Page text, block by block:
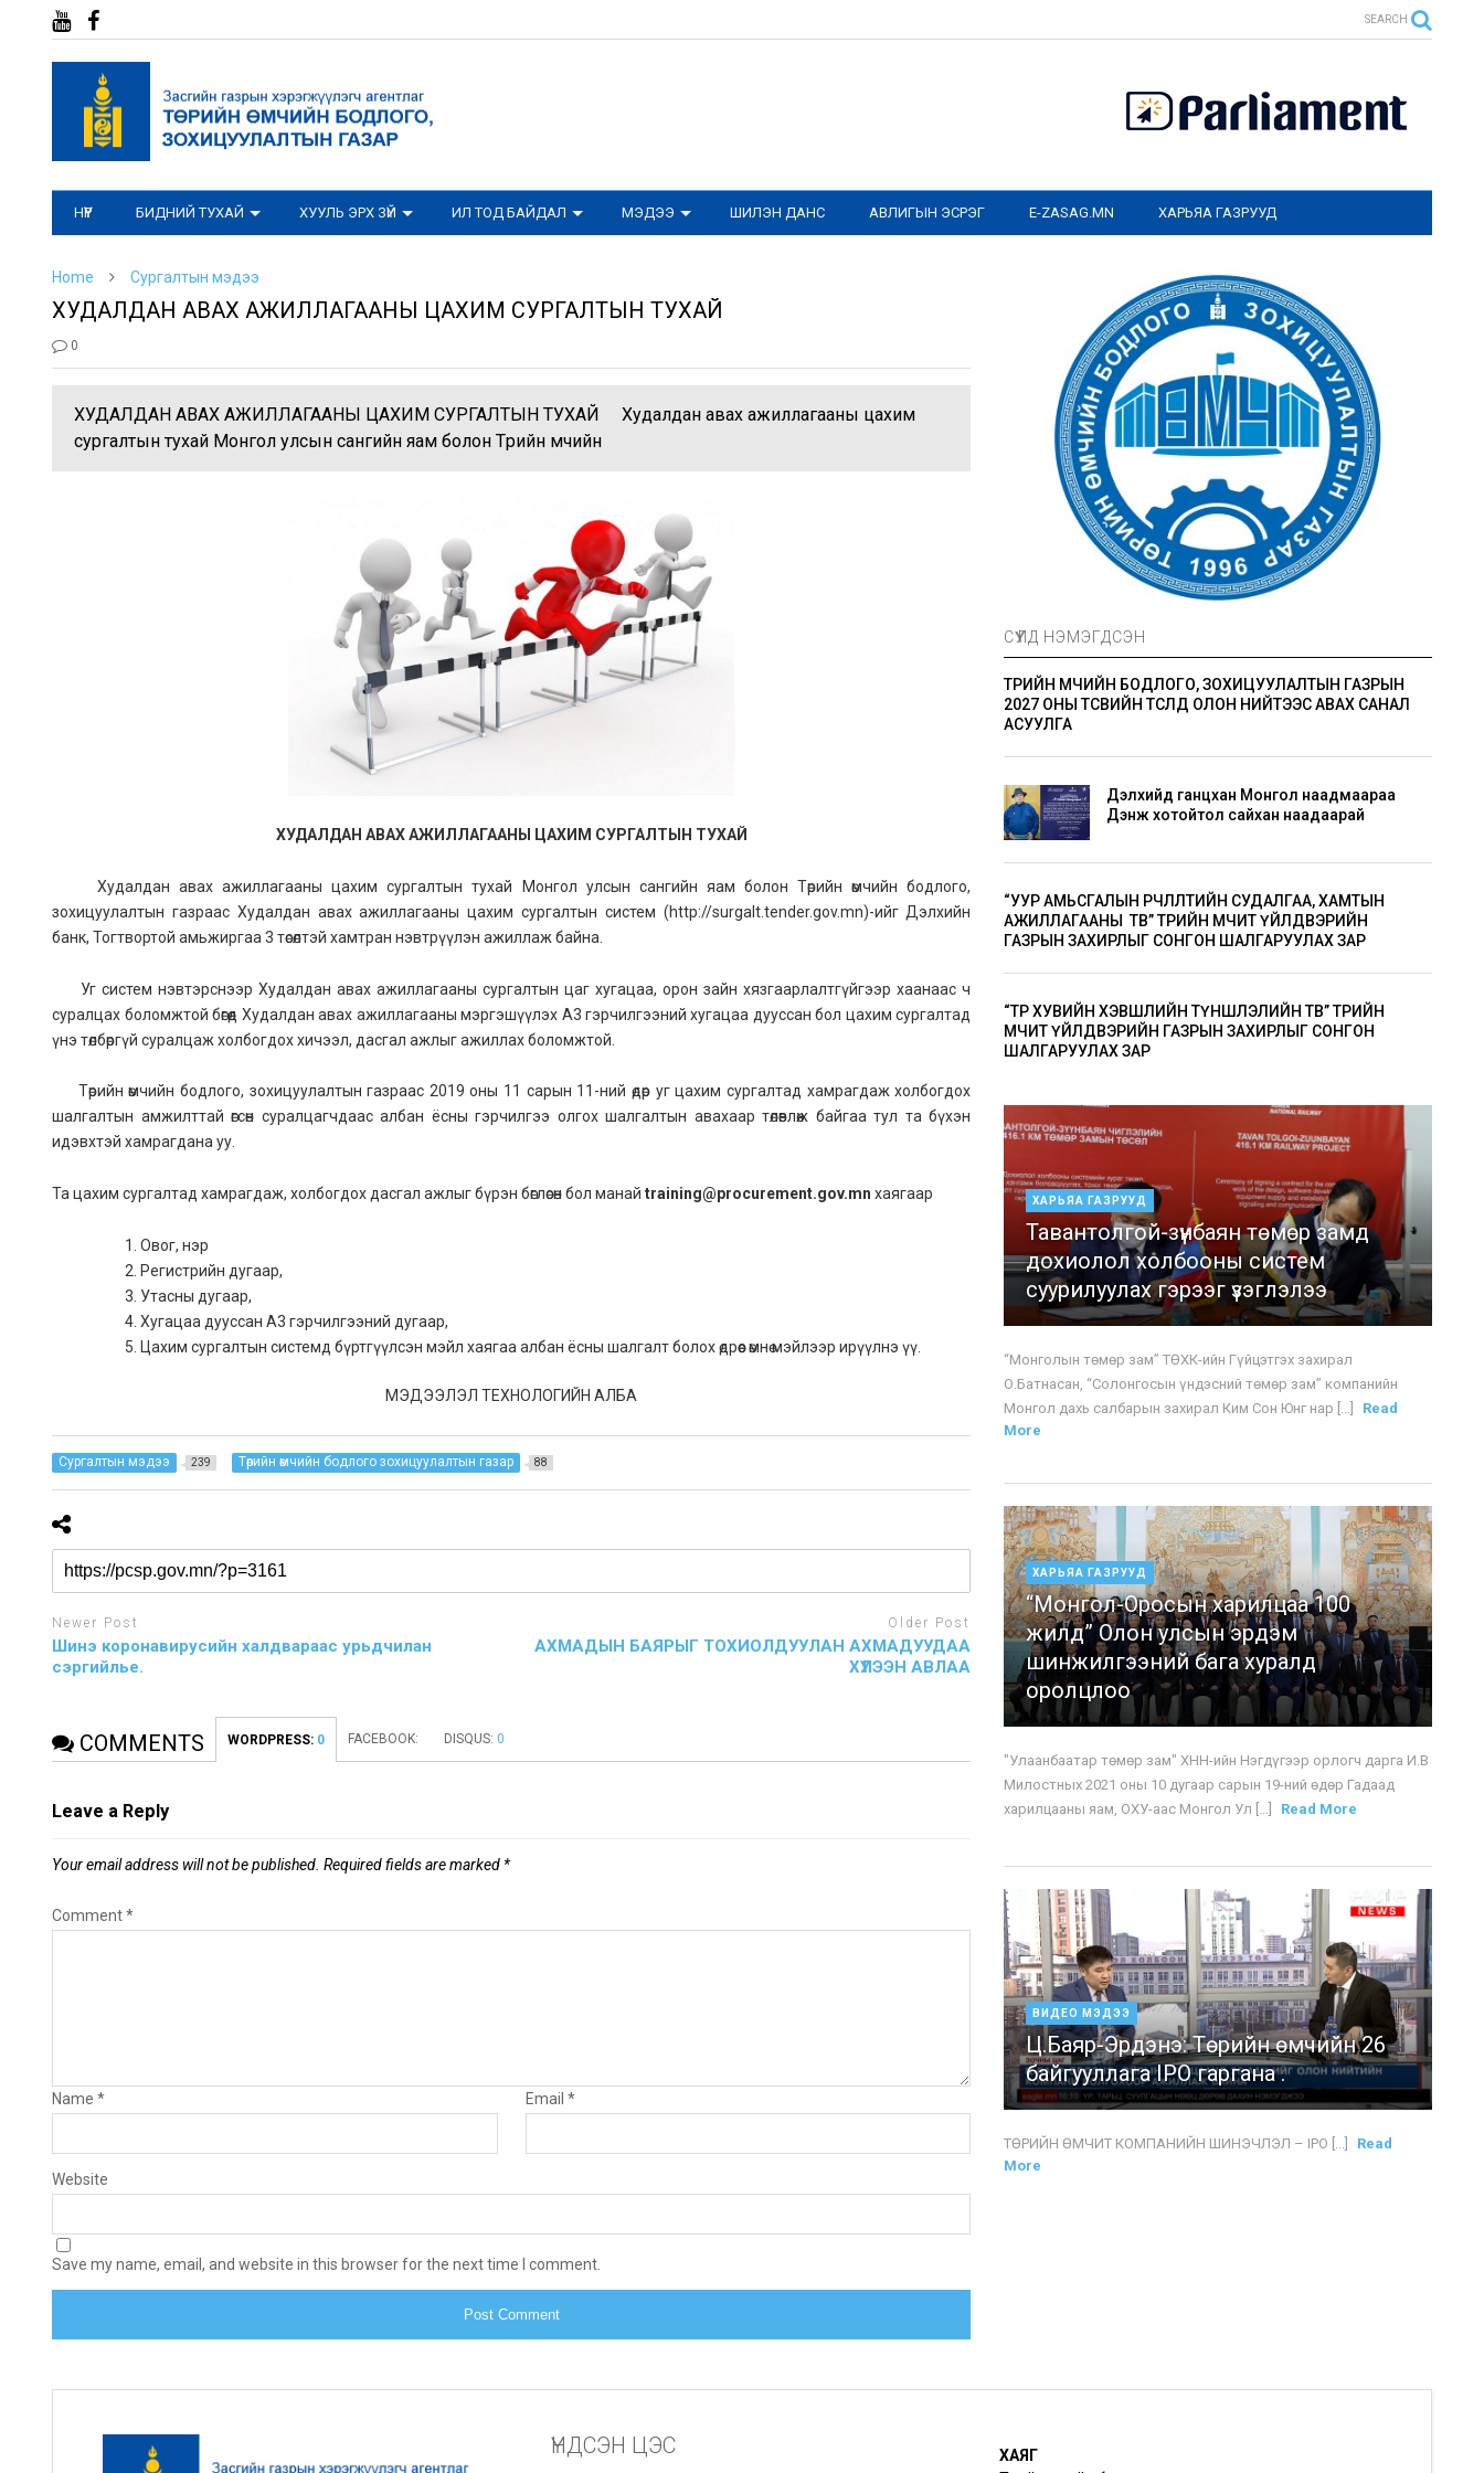
SEARCH
НҮҮР БИДНИЙ ТУХАЙ ХУУЛЬ ЭРХ ЗҮЙ ИЛ ТОД БАЙДАЛ МЭДЭЭ ШИЛЭН ДАНС АВЛИГЫН ЭСРЭГ E-ZASAG.MN ХАРЬЯА ГАЗРУУД
Home Сургалтын мэдээ
ХУДАЛДАН АВАХ АЖИЛЛАГААНЫ ЦАХИМ СУРГАЛТЫН ТУХАЙ​
0
ХУДАЛДАН АВАХ АЖИЛЛАГААНЫ ЦАХИМ СУРГАЛТЫН ТУХАЙ​ Худалдан авах ажиллагааны цахим
сургалтын тухай Монгол улсын сангийн яам болон Төрийн өмчийн
ХУДАЛДАН АВАХ АЖИЛЛАГААНЫ ЦАХИМ СУРГАЛТЫН ТУХАЙ​
Худалдан авах ажиллагааны цахим сургалтын тухай Монгол улсын сангийн яам болон Төрийн өмчийн бодлого,
зохицуулалтын газраас Худалдан авах ажиллагааны цахим сургалтын систем (http://surgalt.tender.gov.mn)-ийг Дэлхийн
банк, Тогтвортой амьжиргаа 3 төсөлтэй хамтран нэвтрүүлэн ажиллаж байна.
Уг систем нэвтэрснээр Худалдан авах ажиллагааны сургалтын цаг хугацаа, орон зайн хязгаарлалтгүйгээр хаанаас ч
суралцах боломжтой бөгөөд Худалдан авах ажиллагааны мэргэшүүлэх А3 гэрчилгээний хугацаа дууссан бол цахим сургалтад
үнэ төлбөргүй суралцаж холбогдох хичээл, дасгал ажлыг ажиллах боломжтой.
Төрийн өмчийн бодлого, зохицуулалтын газраас 2019 оны 11 сарын 11-ний өдөр уг цахим сургалтад хамрагдаж холбогдох
шалгалтын амжилттай өгсөн суралцагчдаас албан ёсны гэрчилгээ олгох шалгалтын авахаар төлөвлөж байгаа тул та бүхэн
идэвхтэй хамрагдана уу.
Та цахим сургалтад хамрагдаж, холбогдох дасгал ажлыг бүрэн бөглөсөн бол манайtraining@procurement.gov.mn хаягаар
Овог, нэр
Регистрийн дугаар,
Утасны дугаар,
Хугацаа дууссан А3 гэрчилгээний дугаар,
Цахим сургалтын системд бүртгүүлсэн мэйл хаягаа албан ёсны шалгалт болох өдрөөс өмнө мэйлээр ирүүлнэ үү.
МЭДЭЭЛЭЛ ТЕХНОЛОГИЙН АЛБА
Сургалтын мэдээ 239 Төрийн өмчийн бодлого зохицуулалтын газар 88
Newer Post
Шинэ коронавирусийн халдвараас урьдчилан
сэргийлье.
Older Post
АХМАДЫН БАЯРЫГ ТОХИОЛДУУЛАН АХМАДУУДАА
ХҮЛЭЭН АВЛАА
COMMENTS WORDPRESS: 0 FACEBOOK: DISQUS: 0
Leave a Reply
Your email address will not be published. Required fields are marked *
Comment*
Name* Email *
Website
Save my name, email, and website in this browser for the next time I comment.
СҮҮЛД НЭМЭГДСЭН
ТӨРИЙН ӨМЧИЙН БОДЛОГО, ЗОХИЦУУЛАЛТЫН ГАЗРЫН
2027 ОНЫ ТӨСВИЙН ТӨСӨЛД ОЛОН НИЙТЭЭС АВАХ САНАЛ
АСУУЛГА
Дэлхийд ганцхан Монгол наадмаараа
Дэнж хотойтол сайхан наадаарай
“УУР АМЬСГАЛЫН ӨӨРЧЛӨЛТИЙН СУДАЛГАА, ХАМТЫН
АЖИЛЛАГААНЫ ТӨВ” ТӨРИЙН ӨМЧИТ ҮЙЛДВЭРИЙН
ГАЗРЫН ЗАХИРЛЫГ СОНГОН ШАЛГАРУУЛАХ ЗАР
“ТӨР ХУВИЙН ХЭВШЛИЙН ТҮНШЛЭЛИЙН ТӨВ” ТӨРИЙН
ӨМЧИТ ҮЙЛДВЭРИЙН ГАЗРЫН ЗАХИРЛЫГ СОНГОН
ШАЛГАРУУЛАХ ЗАР
ХАРЬЯА ГАЗРУУД
Тавантолгой-зүүнбаян төмөр замд
дохиолол холбооны систем
суурилуулах гэрээг үзэглэлээ
“Монголын төмөр зам” ТӨХК-ийн Гүйцэтгэх захирал
О.Батнасан, “Солонгосын үндэсний төмөр зам” компанийн
Монгол дахь салбарын захирал Ким Сон Юнг нар [...]
Read
More
ХАРЬЯА ГАЗРУУД
“Монгол-Оросын харилцаа 100
жилд” Олон улсын эрдэм
шинжилгээний бага хуралд
оролцлоо
"Улаанбаатар төмөр зам" ХНН-ийн Нэгдүгээр орлогч дарга И.В
Милостных 2021 оны 10 дугаар сарын 19-ний өдөр Гадаад
харилцааны яам, ОХУ-аас Монгол Ул [...]
Read More
ВИДЕО МЭДЭЭ
Ц.Баяр-Эрдэнэ: Төрийн өмчийн 26
байгууллага IPO гаргана .
ТӨРИЙН ӨМЧИТ КОМПАНИЙН ШИНЭЧЛЭЛ – IPO [...]
Read
More
ҮНДСЭН ЦЭС
ХАЯГ